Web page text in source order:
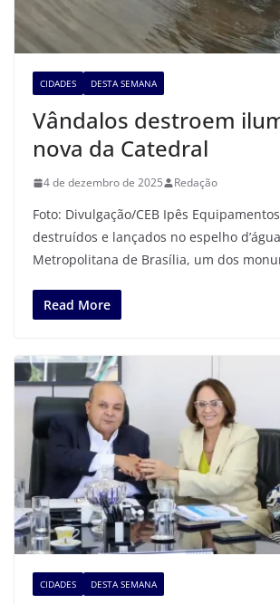
CIDADES DESTA SEMANA
Vândalos destroem
nova da Catedral
4 de dezembro de 2025 Redação
Foto: Divulgação/CEB Ipês
destruídos e lançados no espelho
Metropolitana de Brasília, um dos
Read More
CIDADES DESTA SEMANA